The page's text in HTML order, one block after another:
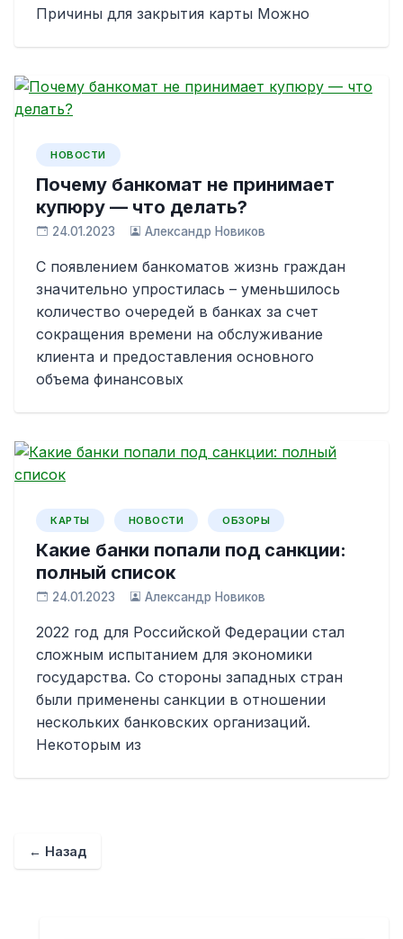
Причины для закрытия карты Можно
НОВОСТИ
Почему банкомат не принимает
купюру — что делать?
24.01.2023 Александр Новиков
С появлением банкоматов жизнь граждан
значительно упростилась – уменьшилось
количество очередей в банках за счет
сокращения времени на обслуживание
клиента и предоставления основного
объема финансовых
КАРТЫ НОВОСТИ ОБЗОРЫ
Какие банки попали под санкции:
полный список
24.01.2023 Александр Новиков
2022 год для Российской Федерации стал
сложным испытанием для экономики
государства. Со стороны западных стран
были применены санкции в отношении
нескольких банковских организаций.
Некоторым из
← Назад